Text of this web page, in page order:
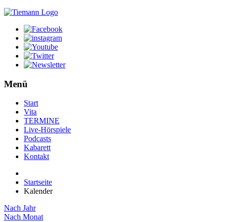
Menü
Start
Vita
TERMINE
Live-Hörspiele
Podcasts
Kabarett
Kontakt
Startseite
Kalender
Nach Jahr
Nach Monat